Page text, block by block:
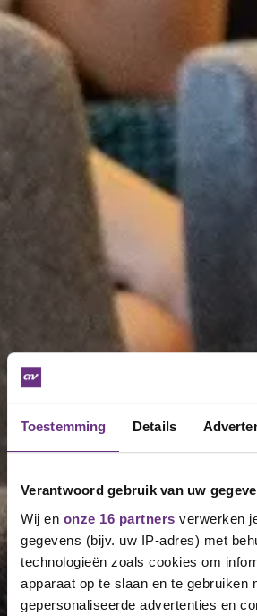
Toestemming Details
Verantwoord gebruik van uw
Wij en onze 16 partners verwerken
gegevens (bijv. uw IP-adres) met
technologieën zoals cookies om
apparaat op te slaan en te gebruiken
gepersonaliseerde advertenties en